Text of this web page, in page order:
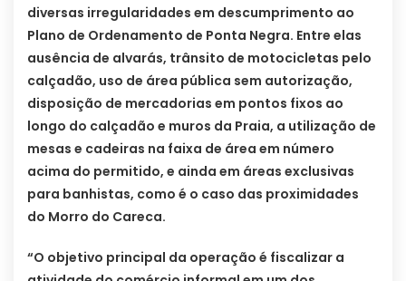
diversas irregularidades em descumprimento ao
Plano de Ordenamento de Ponta Negra. Entre elas
ausência de alvarás, trânsito de motocicletas pelo
calçadão, uso de área pública sem autorização,
disposição de mercadorias em pontos fixos ao
longo do calçadão e muros da Praia, a utilização de
mesas e cadeiras na faixa de área em número
acima do permitido, e ainda em áreas exclusivas
para banhistas, como é o caso das proximidades
do Morro do Careca.
“O objetivo principal da operação é fiscalizar a